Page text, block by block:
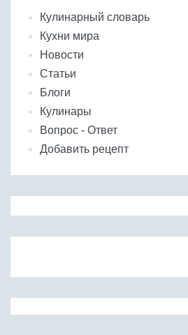
Кулинарный словарь
Кухни мира
Новости
Статьи
Блоги
Кулинары
Вопрос - Ответ
Добавить рецепт